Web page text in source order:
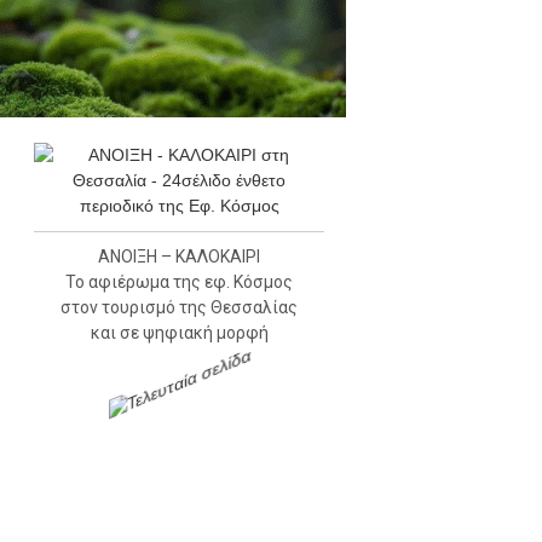
ΑΝΟΙΞΗ – ΚΑΛΟΚΑΙΡΙ
Το αφιέρωμα της εφ. Κόσμος
στον τουρισμό της Θεσσαλίας
και σε ψηφιακή μορφή